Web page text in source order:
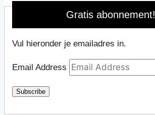
Gratis abonnement!
Vul hieronder je emailadres in.
Email Address
Subscribe